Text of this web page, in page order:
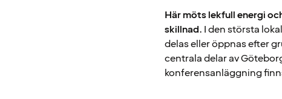
Här möts lekfull energi
skillnad. I den största
delas eller öppnas efter
centrala delar av
konferensanläggning